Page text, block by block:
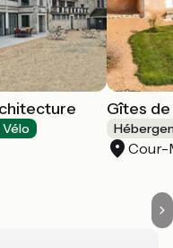
Vélo
Gîtes
Cour-